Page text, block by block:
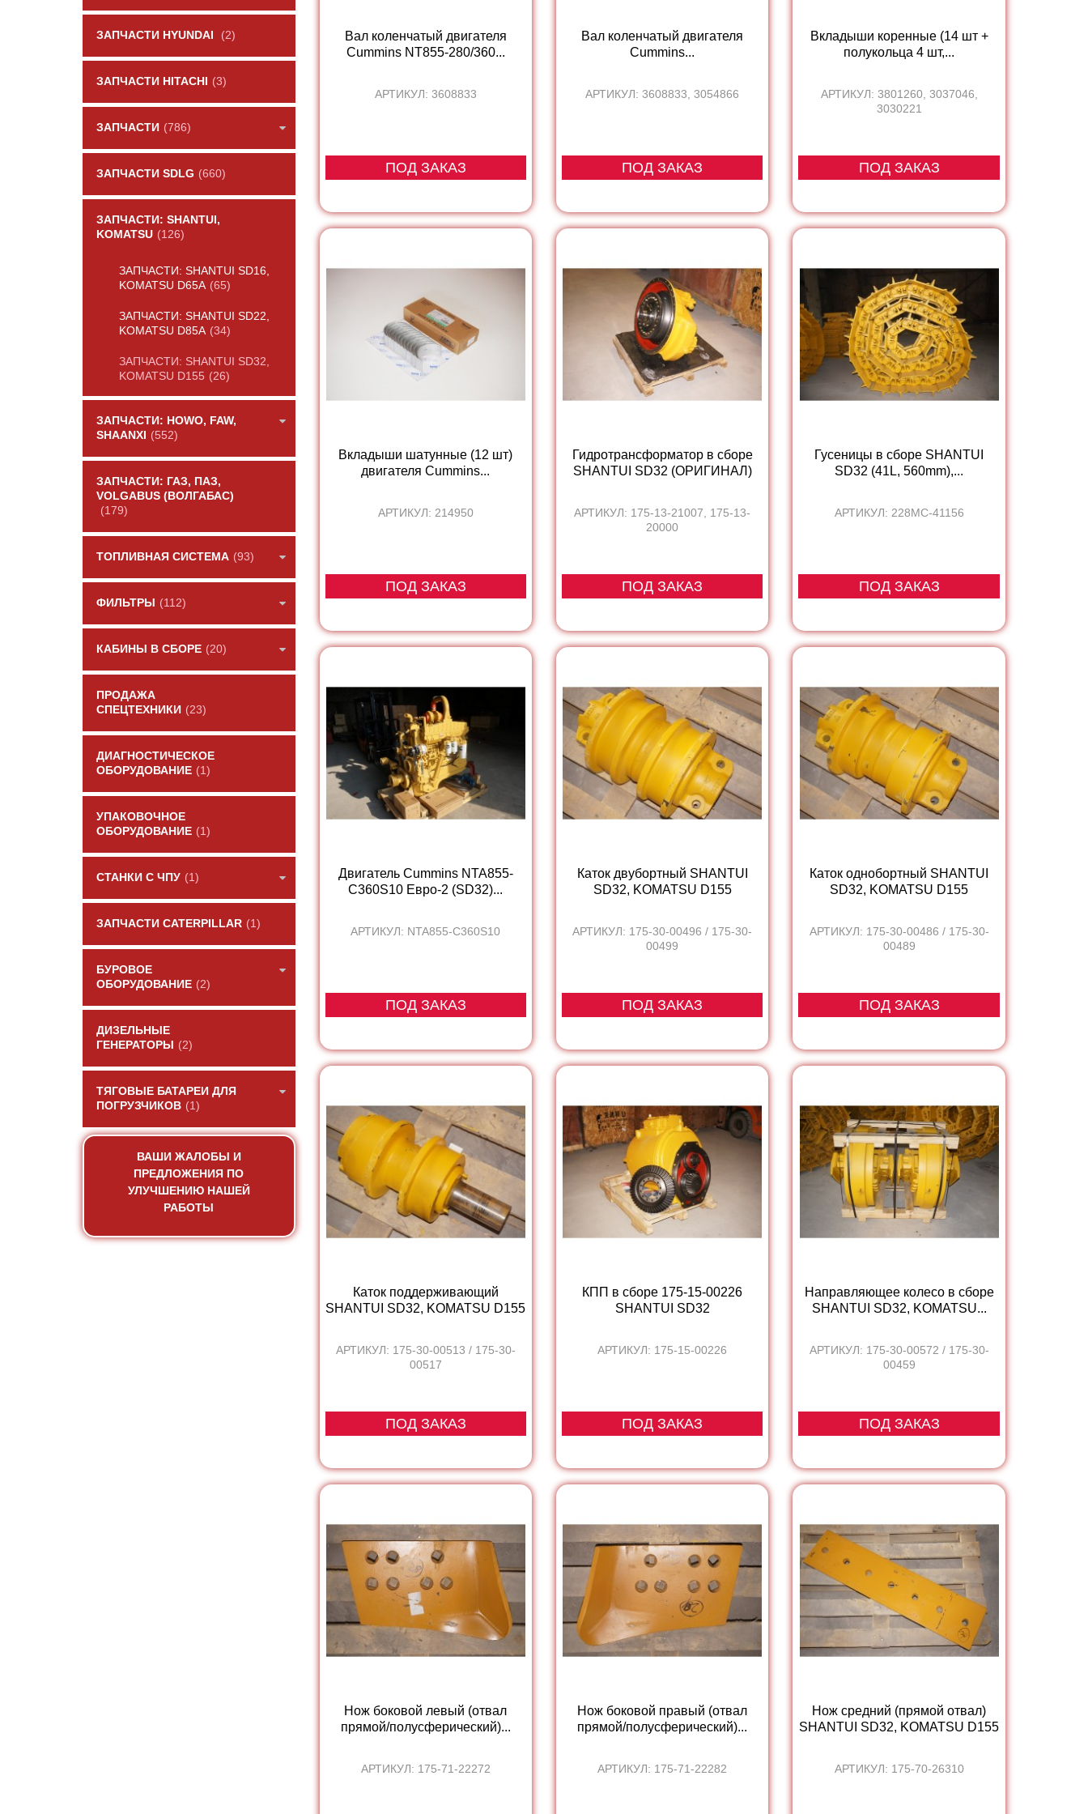
ЗАПЧАСТИ HYUNDAI (2)
ЗАПЧАСТИ HITACHI (3)
ЗАПЧАСТИ (786)
ЗАПЧАСТИ SDLG (660)
ЗАПЧАСТИ: SHANTUI,
KOMATSU (126)
ЗАПЧАСТИ: SHANTUI SD16,
KOMATSU D65A (65)
ЗАПЧАСТИ: SHANTUI SD22,
KOMATSU D85A (34)
ЗАПЧАСТИ: SHANTUI SD32,
KOMATSU D155 (26)
ЗАПЧАСТИ: HOWO, FAW,
SHAANXI
(552)
ЗАПЧАСТИ: ГАЗ, ПАЗ,
VOLGABUS (ВОЛГАБАС)
(179)
ТОПЛИВНАЯ СИСТЕМА (93)
ФИЛЬТРЫ (112)
КАБИНЫ В СБОРЕ (20)
ПРОДАЖА
СПЕЦТЕХНИКИ (23)
ДИАГНОСТИЧЕСКОЕ
ОБОРУДОВАНИЕ (1)
УПАКОВОЧНОЕ
ОБОРУДОВАНИЕ (1)
СТАНКИ С ЧПУ (1)
ЗАПЧАСТИ CATERPILLAR (1)
БУРОВОЕ
ОБОРУДОВАНИЕ (2)
ДИЗЕЛЬНЫЕ
ГЕНЕРАТОРЫ
(2)
ТЯГОВЫЕ БАТАРЕИ ДЛЯ
ПОГРУЗЧИКОВ (1)
ВАШИ ЖАЛОБЫ И
ПРЕДЛОЖЕНИЯ ПО
УЛУЧШЕНИЮ НАШЕЙ
РАБОТЫ
Вал коленчатый двигателя
Cummins NT855-280/360...
АРТИКУЛ: 3608833
ПОД ЗАКАЗ
Вал коленчатый двигателя
Cummins...
АРТИКУЛ: 3608833, 3054866
ПОД ЗАКАЗ
Вкладыши коренные (14 шт +
полукольца 4 шт,...
АРТИКУЛ: 3801260, 3037046,
3030221
ПОД ЗАКАЗ
Вкладыши шатунные (12 шт)
двигателя Cummins...
АРТИКУЛ: 214950
ПОД ЗАКАЗ
Гидротрансформатор в сборе
SHANTUI SD32 (ОРИГИНАЛ)
АРТИКУЛ: 175-13-21007, 175-13-
20000
ПОД ЗАКАЗ
Гусеницы в сборе SHANTUI
SD32 (41L, 560mm),...
АРТИКУЛ: 228MC-41156
ПОД ЗАКАЗ
Двигатель Cummins NTA855-
C360S10 Евро-2 (SD32)...
АРТИКУЛ: NTA855-C360S10
ПОД ЗАКАЗ
Каток двубортный SHANTUI
SD32, KOMATSU D155
АРТИКУЛ: 175-30-00496 / 175-30-
00499
ПОД ЗАКАЗ
Каток однобортный SHANTUI
SD32, KOMATSU D155
АРТИКУЛ: 175-30-00486 / 175-30-
00489
ПОД ЗАКАЗ
Каток поддерживающий
SHANTUI SD32, KOMATSU D155
АРТИКУЛ: 175-30-00513 / 175-30-
00517
ПОД ЗАКАЗ
КПП в сборе 175-15-00226
SHANTUI SD32
АРТИКУЛ: 175-15-00226
ПОД ЗАКАЗ
Направляющее колесо в сборе
SHANTUI SD32, KOMATSU...
АРТИКУЛ: 175-30-00572 / 175-30-
00459
ПОД ЗАКАЗ
Нож боковой левый (отвал
прямой/полусферический)...
АРТИКУЛ: 175-71-22272
Нож боковой правый (отвал
прямой/полусферический)...
АРТИКУЛ: 175-71-22282
Нож средний (прямой отвал)
SHANTUI SD32, KOMATSU D155
АРТИКУЛ: 175-70-26310